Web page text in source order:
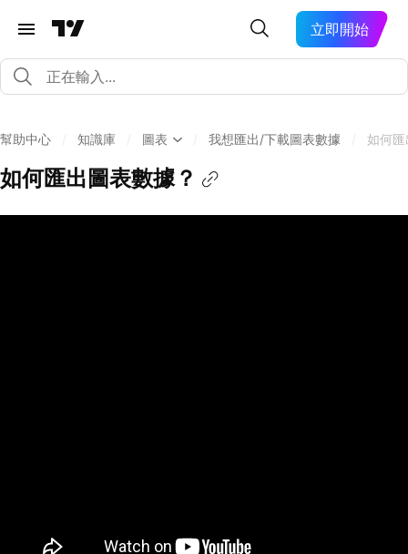
立即開始
幫助中心 知識庫 圖表 我想匯出/下載圖表數據 如何
如何匯出圖表數據？